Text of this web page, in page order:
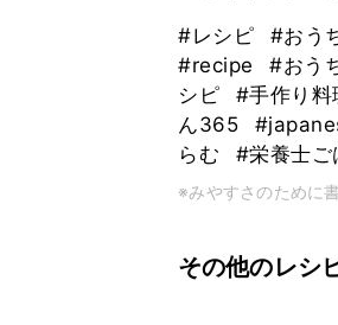
#レシピ #おう
#recipe
#おう
シピ
#手作り料
ん365
らむ
#栄養士ご
※みやすさのために
その他のレシ